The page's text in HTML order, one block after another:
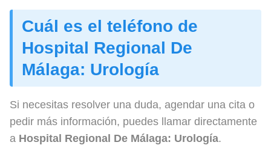
Cuál es el teléfono de
Hospital Regional De
Málaga: Urología
Si necesitas resolver una duda, agendar una cita o
pedir más información, puedes llamar directamente
a Hospital Regional De Málaga: Urología.